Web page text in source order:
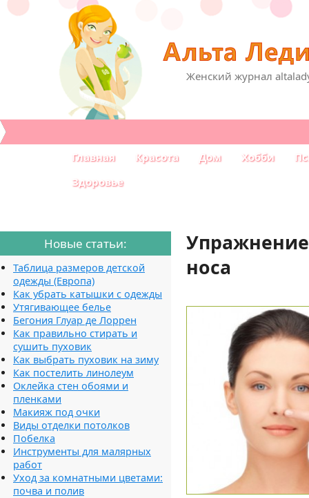
Женский журнал
Главная Красота Дом Хобби
Здоровье
носа
Новые статьи:
Таблица размеров детской
одежды (Европа)
Как убрать катышки с одежды
Утягивающее белье
Бегония Глуар де Лоррен
Как правильно стирать и
сушить пуховик
Как выбрать пуховик на зиму
Как постелить линолеум
Оклейка стен обоями и
пленками
Макияж под очки
Виды отделки потолков
Побелка
Инструменты для малярных
работ
Уход за комнатными цветами:
почва и полив